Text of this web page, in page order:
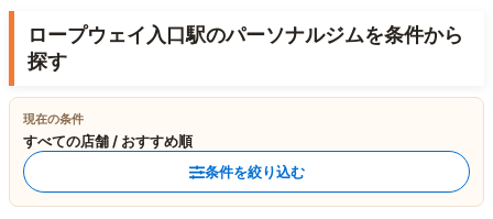
ロープウェイ入口駅のパーソナルジムを条件から
探す
現在の条件
すべての店舗 / おすすめ順
条件を絞り込む